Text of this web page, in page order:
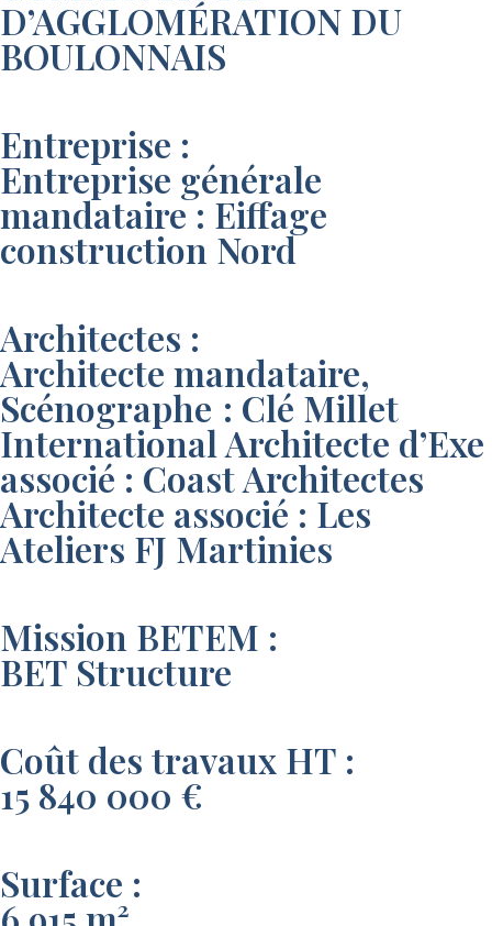
D’AGGLOMÉRATION DU
BOULONNAIS
Entreprise :
Entreprise générale
mandataire : Eiffage
construction Nord
Architectes :
Architecte mandataire,
Scénographe : Clé Millet
International Architecte d’Exe
associé : Coast Architectes
Architecte associé : Les
Ateliers FJ Martinies
Mission BETEM :
BET Structure
Coût des travaux HT :
15 840 000 €
Surface :